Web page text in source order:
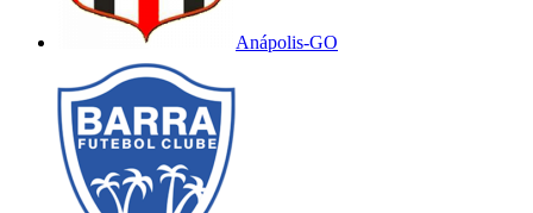
Anápolis-GO